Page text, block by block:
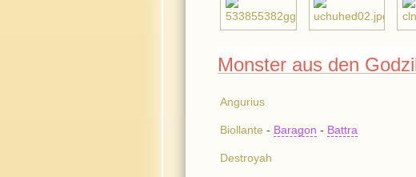
Monster aus den
Angurius
Biollante - Baragon - Battra
Destroyah